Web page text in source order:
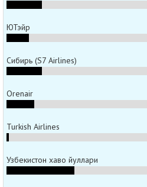
ЮТэйр
Сибирь (S7 Airlines)
Orenair
Turkish Airlines
Узбекистон хаво йуллари